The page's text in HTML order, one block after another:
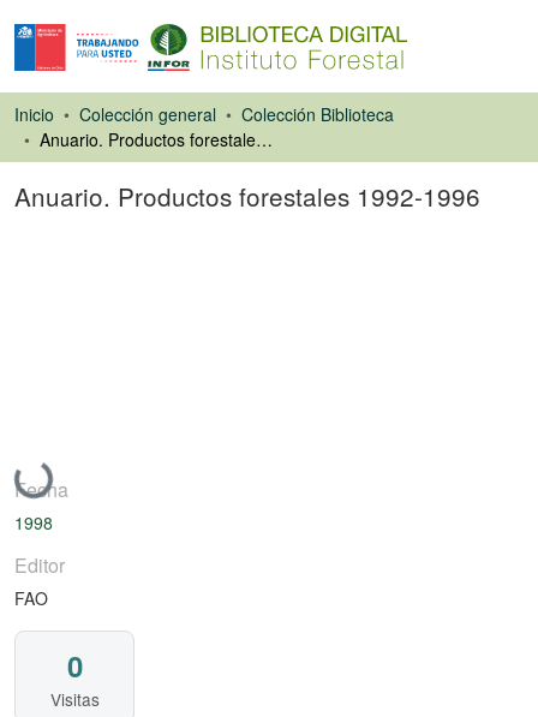
Inicio Colección general
Colección Biblioteca
Anuario. Productos forestales 1992-1996
Anuario. Productos forestales 1992-1996
Cargando...
Fecha
1998
Editor
FAO
0
Visitas